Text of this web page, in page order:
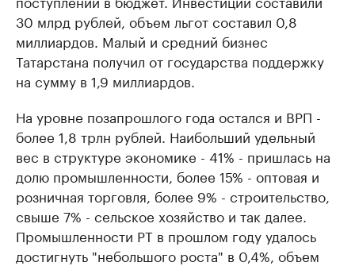
30 млрд рублей, объем льгот составил 0,8
миллиардов. Малый и средний бизнес
Татарстана получил от государства поддержку
на сумму в 1,9 миллиардов.
На уровне позапрошлого года остался и ВРП -
более 1,8 трлн рублей. Наибольший удельный
вес в структуре экономике - 41% - пришлась на
долю промышленности, более 15% - оптовая и
розничная торговля, более 9% - строительство,
свыше 7% - сельское хозяйство и так далее.
Промышленности РТ в прошлом году удалось
достигнуть "небольшого роста" в 0,4%, объем